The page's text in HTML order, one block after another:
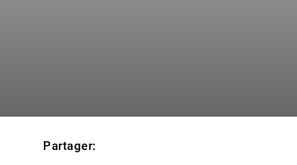
Partager: